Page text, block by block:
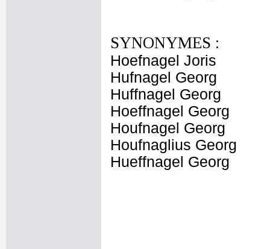
SYNONYMES :
Hoefnagel Joris
Hufnagel Georg
Huffnagel Georg
Hoeffnagel Georg
Houfnagel Georg
Houfnaglius Georg
Hueffnagel Georg